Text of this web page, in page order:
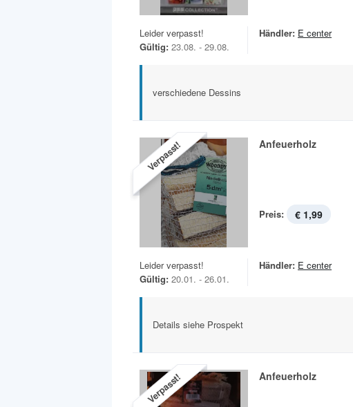
Leider verpasst!
Gültig: 23.08. - 29.08.
Händler: E center
verschiedene Dessins
Verpasst! Anfeuerholz
Preis: € 1,99
Leider verpasst!
Gültig: 20.01. - 26.01.
Händler: E center
Details siehe Prospekt
Verpasst! Anfeuerholz